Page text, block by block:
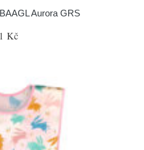
Aurora GRS
Kč